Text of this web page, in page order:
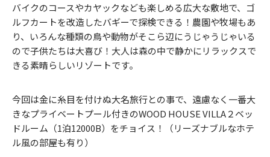
バイクのコースやカヤックなども楽しめる広大な敷地で、ゴ
ルフカートを改造したバギーで探検できる！農園や牧場もあ
り、いろんな種類の鳥や動物がそこら辺にうじゃうじゃいる
ので子供たちは大喜び！大人は森の中で静かにリラックスで
きる素晴らしいリゾートです。
今回は金に糸目を付けぬ大名旅行との事で、遠慮なく一番大
きなプライベートプール付きのWOOD HOUSE VILLA２ベッ
ドルーム（1泊12000B）をチョイス！（リーズナブルなホテ
ル風の部屋も有り）